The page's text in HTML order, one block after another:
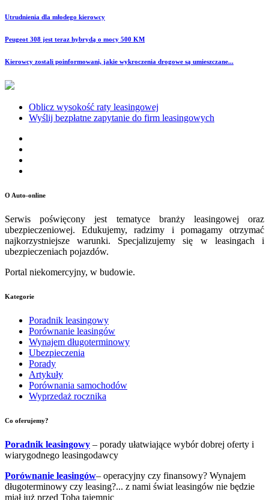
Utrudnienia dla młodego kierowcy
Peugeot 308 jest teraz hybrydą o mocy 500 KM
Kierowcy zostali poinformowani, jakie wykroczenia drogowe są umieszczane...
Oblicz wysokość raty leasingowej
Wyślij bezpłatne zapytanie do firm leasingowych
O Auto-online
Serwis poświęcony jest tematyce branży leasingowej oraz
ubezpieczeniowej. Edukujemy, radzimy i pomagamy otrzymać
najkorzystniejsze warunki. Specjalizujemy się w leasingach i
ubezpieczeniach pojazdów.
Portal niekomercyjny, w budowie.
Kategorie
Poradnik leasingowy
Porównanie leasingów
Wynajem długoterminowy
Ubezpieczenia
Porady
Artykuły
Porównania samochodów
Wyprzedaż rocznika
Co oferujemy?
Poradnik leasingowy – porady ułatwiające wybór dobrej oferty i
wiarygodnego leasingodawcy
Porównanie leasingów– operacyjny czy finansowy? Wynajem
długoterminowy czy leasing?... z nami świat leasingów nie będzie
miał już przed Tobą tajemnic